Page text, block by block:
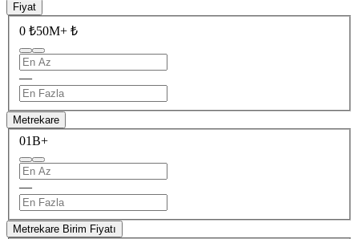
Fiyat
0 ₺50M+ ₺
—
Metrekare
01B+
—
Metrekare Birim Fiyatı